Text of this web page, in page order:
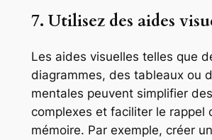
7. Utilisez des aides
Les aides visuelles telles que
diagrammes, des tableaux ou
mentales peuvent simplifier
complexes et faciliter le rappel
mémoire. Par exemple, créer